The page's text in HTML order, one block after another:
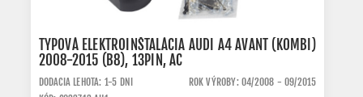
TYPOVÁ ELEKTROINŠTALÁCIA AUDI A4 AVANT (KOMBI)
2008-2015 (B8), 13PIN, AC
DODACIA LEHOTA: 1-5 DNI
ROK VÝROBY: 04/2008 - 09/2015